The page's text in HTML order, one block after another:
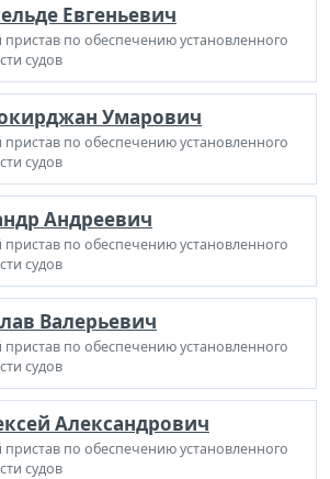
Евгеньевич
по обеспечению установленного
судов
Умарович
по обеспечению установленного
судов
Андреевич
по обеспечению установленного
судов
Валерьевич
по обеспечению установленного
судов
Александрович
по обеспечению установленного
судов